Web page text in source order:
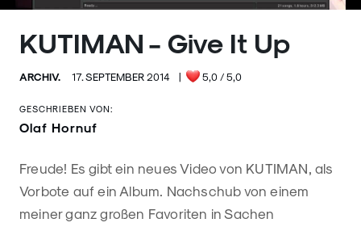
KUTIMAN - Give It Up
ARCHIV. 17. SEPTEMBER 2014 | 5,0 / 5,0
GESCHRIEBEN VON:
Olaf Hornuf
Freude! Es gibt ein neues Video von KUTIMAN, als
Vorbote auf ein Album. Nachschub von einem
meiner ganz großen Favoriten in Sachen